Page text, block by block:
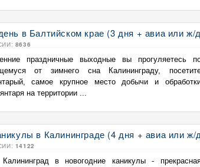
в Балтийском крае (3 дня + авиа или ж/
8636
праздничные выходные вы прогуляетесь
от зимнего сна Калининграду,
самое крупное место добычи и
на территории ...
в Калининграде (4 дня + авиа или ж/
14122
в новогодние каникулы -